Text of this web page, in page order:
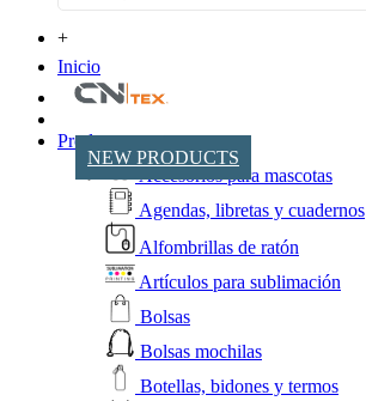
+
Inicio
NEW PRODUCTS
Productos
Accesorios para mascotas
Agendas, libretas y cuadernos
Alfombrillas de ratón
Artículos para sublimación
Bolsas
Bolsas mochilas
Botellas, bidones y termos